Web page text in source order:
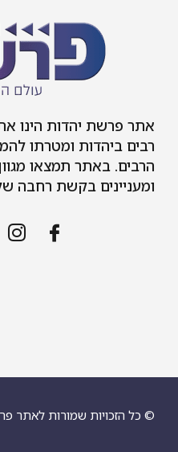
אתר פרשת יהדות הינו
רבים ביהדות ומטרתו
הרבים. באתר תמצאו
ומעניינים בקשת רחבה
© כל הזכויות שמורות לאתר